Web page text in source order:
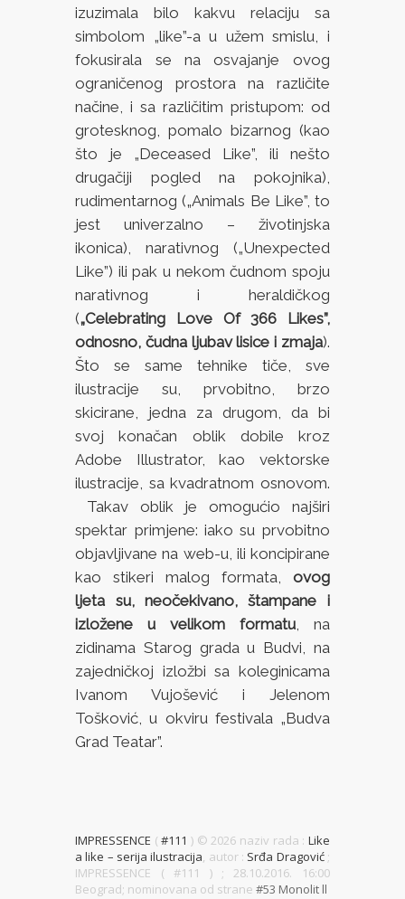
izuzimala bilo kakvu relaciju sa
simbolom „like”-a u užem smislu, i
fokusirala se na osvajanje ovog
ograničenog prostora na različite
načine, i sa različitim pristupom: od
grotesknog, pomalo bizarnog (kao
što je „Deceased Like”, ili nešto
drugačiji pogled na pokojnika),
rudimentarnog („Animals Be Like”, to
jest univerzalno – životinjska
ikonica), narativnog („Unexpected
Like”) ili pak u nekom čudnom spoju
narativnog i heraldičkog
(„Celebrating Love Of 366 Likes”,
odnosno, čudna ljubav lisice i zmaja).
Što se same tehnike tiče, sve
ilustracije su, prvobitno, brzo
skicirane, jedna za drugom, da bi
svoj konačan oblik dobile kroz
Adobe Illustrator, kao vektorske
ilustracije, sa kvadratnom osnovom.
Takav oblik je omogućio najširi
spektar primjene: iako su prvobitno
objavljivane na web-u, ili koncipirane
kao stikeri malog formata, ovog
ljeta su, neočekivano, štampane i
izložene u velikom formatu, na
zidinama Starog grada u Budvi, na
zajedničkoj izložbi sa koleginicama
Ivanom Vujošević i Jelenom
Tošković, u okviru festivala „Budva
Grad Teatar”.
IMPRESSENCE (#111) ©2026 naziv rada : Like
a like – serija ilustracija, autor : Srđa Dragović;
IMPRESSENCE ( #111 ) ; 28.10.2016. 16:00
Beograd; nominovana od strane#53 Monolit ll